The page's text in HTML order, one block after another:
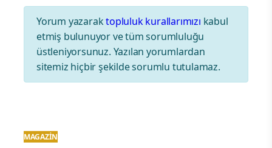
Yorum yazaraktopluluk kurallarımızı kabul
etmiş bulunuyor ve tüm sorumluluğu
üstleniyorsunuz. Yazılan yorumlardan
sitemiz hiçbir şekilde sorumlu tutulamaz.
MAGAZIN